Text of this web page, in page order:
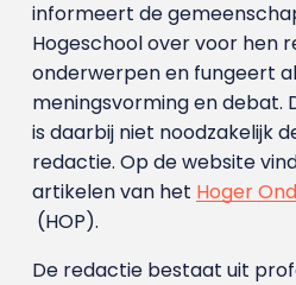
informeert de
Hogeschool over voor hen
onderwerpen en fungeert
meningsvorming en debat.
is daarbij niet noodzakelijk
redactie. Op de website
artikelen van het Hoger
(HOP).
De redactie bestaat uit